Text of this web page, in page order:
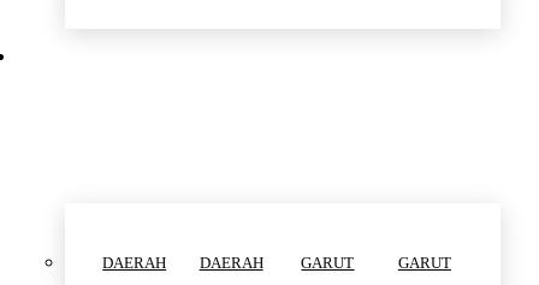
DAERAH DAERAH GARUT GARUT